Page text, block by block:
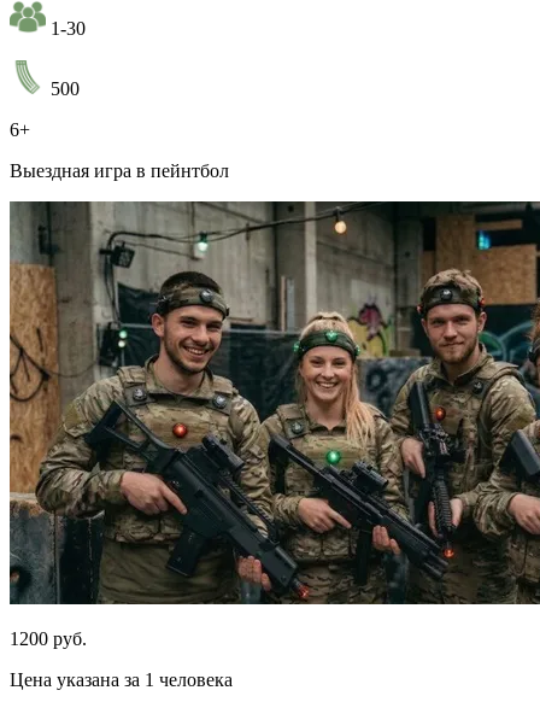
1-30
500
6+
Выездная игра в пейнтбол
1200 руб.
Цена указана за 1 человека